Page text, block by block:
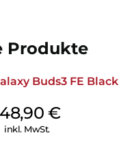
Produkte
Buds3 FE Black
€
inkl. MwSt.